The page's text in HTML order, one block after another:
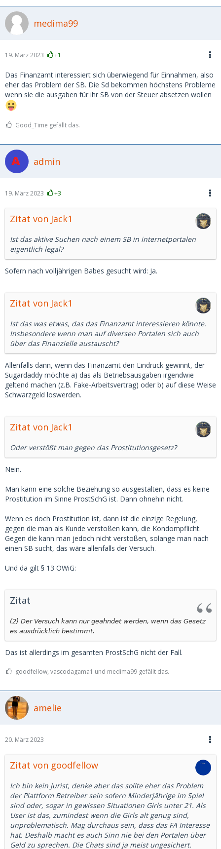
medima99
19. März 2023 +1
Das Finanzamt interessiert sich überwiegend für Einnahmen, also
eher das Problem der SB. Die Sd bekommen höchstens Probleme
wenn sie die ausgaben für ihr SB von der Steuer absetzen wollen
Good_Time gefällt das.
admin
19. März 2023 +3
Zitat von Jack1
Ist das aktive Suchen nach einem SB in internetportalen
eigentlich legal?
Sofern nach volljährigen Babes gesucht wird: Ja.
Zitat von Jack1
Ist das was etwas, das das Finanzamt interessieren könnte.
Insbesondere wenn man auf diversen Portalen sich auch
über das Finanzielle austauscht?
Allenfalls dann, wenn das Finanzamt den Eindruck gewinnt, der
Sugardaddy möchte a) das als Betriebsausgaben irgendwie
geltend machen (z.B. Fake-Arbeitsvertrag) oder b) auf diese Weise
Schwarzgeld loswerden.
Zitat von Jack1
Oder verstößt man gegen das Prostitutionsgesetz?
Nein.
Man kann eine solche Beziehung so ausgestalten, dass es keine
Prostitution im Sinne ProstSchG ist. Dann ohnehin nicht.
Wenn es doch Prostitution ist, dann ist die einzige Regelung,
gegen die man als Kunde verstoßen kann, die Kondompflicht.
Gegen die kann man jedoch nicht verstoßen, solange man nach
einen SB sucht, das wäre allenfalls der Versuch.
Und da gilt § 13 OWiG:
Zitat
(2) Der Versuch kann nur geahndet werden, wenn das Gesetz
es ausdrücklich bestimmt.
Das ist allerdings im gesamten ProstSchG nicht der Fall.
goodfellow, vascodagama1 und medima99 gefällt das.
amelie
20. März 2023
Zitat von goodfellow
Ich bin kein Jurist, denke aber das sollte eher das Problem
der Plattform Betreiber sein sofern Minderjährige im Spiel
sind oder, sogar in gewissen Situationen Girls unter 21. Als
User ist das, zumindest wenn die Girls alt genug sind,
unproblematisch. Mag durchaus sein, dass das FA Interesse
hat. Deshalb macht es auch Sinn nie bei den Portalen über
Geld zu sprechen. Die Chats sind ja meist ungesichert.